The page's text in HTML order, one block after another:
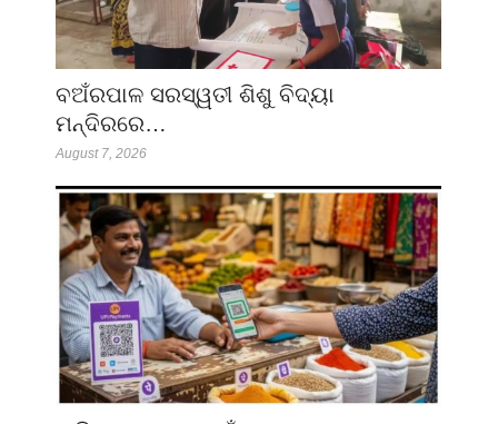
ବଅଁରପାଳ ସରସ୍ୱତୀ ଶିଶୁ ବିଦ୍ୟା
ମନ୍ଦିରରେ…
August 7, 2026